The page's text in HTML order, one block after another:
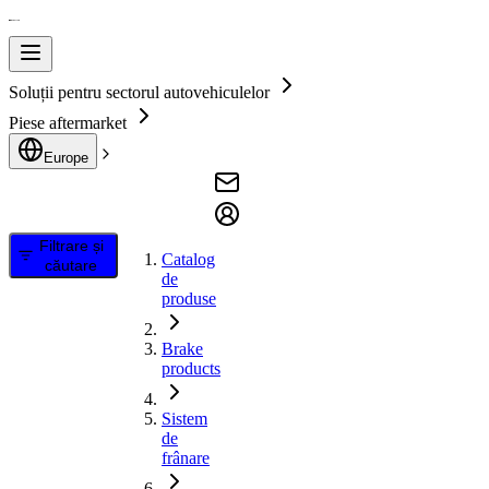
Soluții pentru sectorul autovehiculelor
Piese aftermarket
Europe
Filtrare și
căutare
Catalog
de
produse
Brake
products
Sistem
de
frânare